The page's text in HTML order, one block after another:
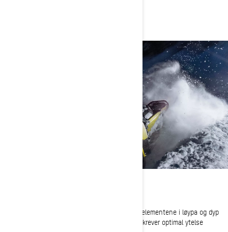
REV Gen5 Crossover-plattformen tar de beste elementene i løypa og dyp
snø for å tilby en ideell løsning for førere som krever optimal ytelse